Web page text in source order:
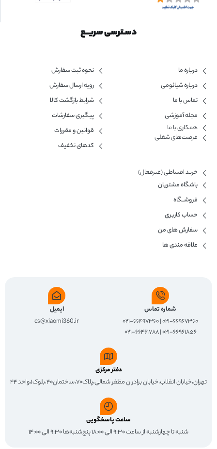
دسـترسی سریــع
درباره ما
درباره شیائومی
تماس با ما
مجله آموزشی
همکاری با ما​
فرصت‌های شغلی
نحوه ثبت سفارش
رویه ارسال سفارش
شرایط بازگشت کالا
پیگیری سفارشات
قوانین و مقررات
کدهای تخفیف
خرید اقساطی (غیرفعال)
باشگاه مشتریان
فروشــگاه
حساب کاربری
سفارش های من
علاقه مندی ها
شماره تماس
۰۲۱-۶۶۹۶۷۳۶۰ | ۰۲۱-۶۶۴۹۷۳۶۰
۰۲۱-۶۶۹۶۱۸۵۶ | ۰۲۱-۶۶۴۶۱۷۸۸
ایمیل
cs@xiaomi360.ir
دفتر مرکزی
تهران،خیابان انقلاب،خیابان برادران مظفر شمالی،پلاک۷۰،ساختمان۴۰،بلوک۱،واحد ۴۴
ساعت پاسخگویی
شنبه تا چهارشنبه از ساعت ۹:۳۰ الی ۱۸:۰۰ پنج‌شنبه‌ها ۹:۳۰ الی ۱۴:۰۰